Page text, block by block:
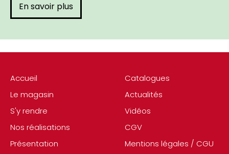
Accueil
Le magasin
S'y rendre
Nos réalisations
Présentation
Catalogues
Actualités
Vidéos
CGV
Mentions légales / CGU
En savoir plus